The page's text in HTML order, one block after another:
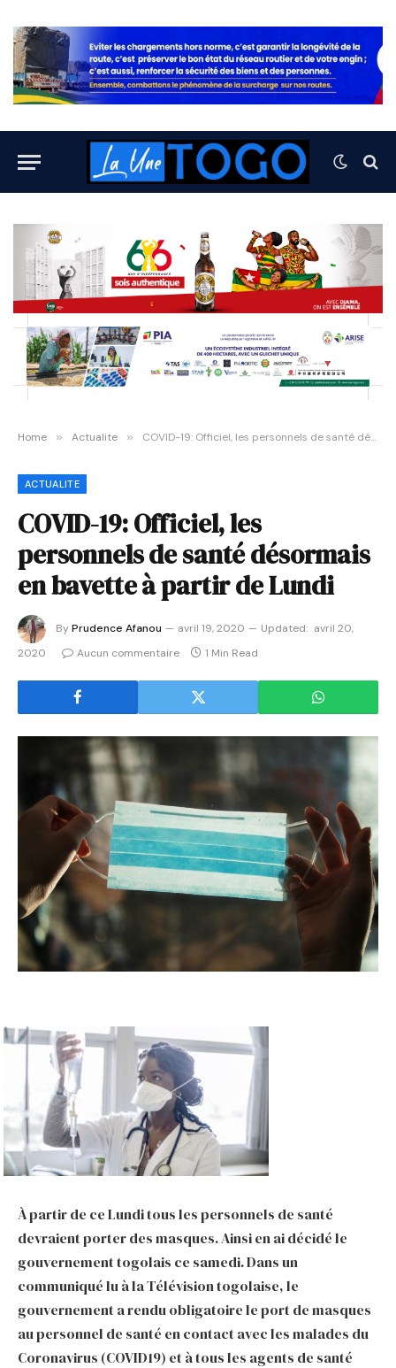
Home » Actualite » COVID-19: Officiel, les personnels de santé désormais en bavette à partir de Lundi
ACTUALITE
COVID-19: Officiel, les
personnels de santé désormais
en bavette à partir de Lundi
ByPrudence Afanou avril 19, 2020 Updated: avril 20,
2020
Aucun commentaire 1 Min Read
À partir de ce Lundi tous les personnels de santé
devraient porter des masques. Ainsi en ai décidé le
gouvernement togolais ce samedi. Dans un
communiqué lu à la Télévision togolaise, le
gouvernement a rendu obligatoire le port de masques
au personnel de santé en contact avec les malades du
Coronavirus (COVID19) et à tous les agents de santé